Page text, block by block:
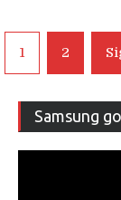
Navegación
de
entradas
1 2
Samsung